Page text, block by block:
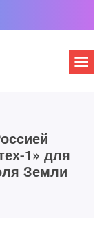
1» для
Земли